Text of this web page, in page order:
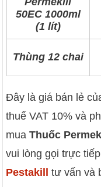
50EC 1000ml
(1 lít)
Thùng 12 chai
Đây là giá bán lẻ
thuế VAT 10% và
muaThuốc
vui lòng gọi trực
Pestakill tư vấn và